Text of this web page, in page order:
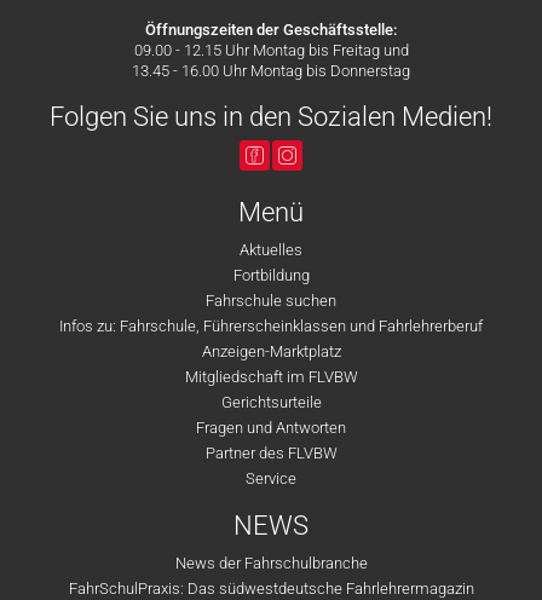
Öffnungszeiten der Geschäftsstelle:
09.00 - 12.15 Uhr Montag bis Freitag und
13.45 - 16.00 Uhr Montag bis Donnerstag
Folgen Sie uns in den Sozialen Medien!
Menü
Aktuelles
Fortbildung
Fahrschule suchen
Infos zu: Fahrschule, Führerscheinklassen und Fahrlehrerberuf
Anzeigen-Marktplatz
Mitgliedschaft im FLVBW
Gerichtsurteile
Fragen und Antworten
Partner des FLVBW
Service
NEWS
News der Fahrschulbranche
FahrSchulPraxis: Das südwestdeutsche Fahrlehrermagazin